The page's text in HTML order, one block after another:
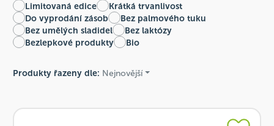
Limitovaná edice
Krátká trvanlivost
Do vyprodání zásob
Bez palmového tuku
Bez umělých sladidel
Bez laktózy
Bezlepkové produkty
Bio
Produkty řazeny dle: Nejnovější